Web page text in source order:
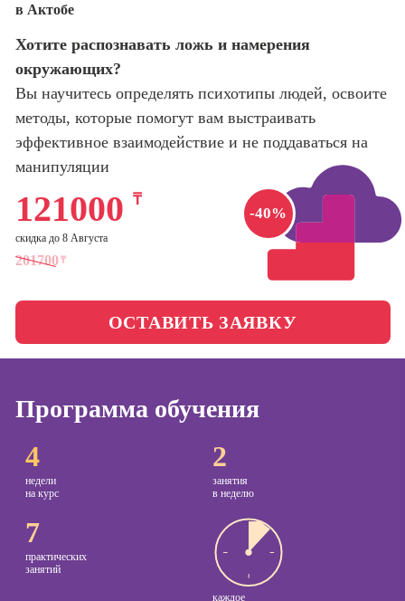
программирования
Школа психологии
Школа актерского
мастерства
Школа бизнеса и
управления
Онлайн-обучение
продвижение
Профессия
Интернет-
Профессия
Менеджер по
маркетингу в
социальных
сетях (SMM-
Специалист по
таргетингу
в Актобе
Хотите распознавать ложь и намерения
окружающих?
Вы научитесь определять психотипы людей, освоите
методы, которые помогут вам выстраивать
эффективное взаимодействие и не поддаваться на
манипуляции
-40%
201700 ₸
121000 ₸
скидка до 8 Августа
ОСТАВИТЬ ЗАЯВКУ
Программа обучения
4
недели
на курс
2
занятия
в неделю
7
практических
занятий
каждое